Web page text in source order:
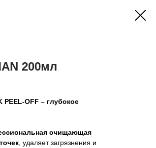
200мл
PEEL-OFF – глубокое
очищающая
, удаляет загрязнения и